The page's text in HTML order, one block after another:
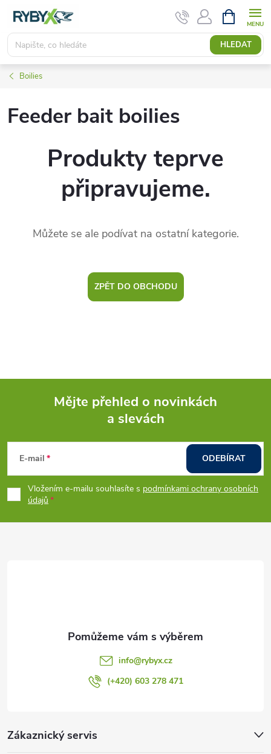
obsah
HLEDAT
NÁKUPNÍ
KOŠÍK
Boilies
Feeder bait boilies
Produkty teprve
připravujeme.
Můžete se ale podívat na ostatní kategorie.
ZPĚT DO OBCHODU
p
a
Mějte přehled o novinkách
a slevách
E-mail
Vložením e-mailu souhlasíte s podmínkami ochrany osobních
údajů
ODEBÍRAT
Zákaznický servis
info@rybyx.cz
(+420) 603 278 471